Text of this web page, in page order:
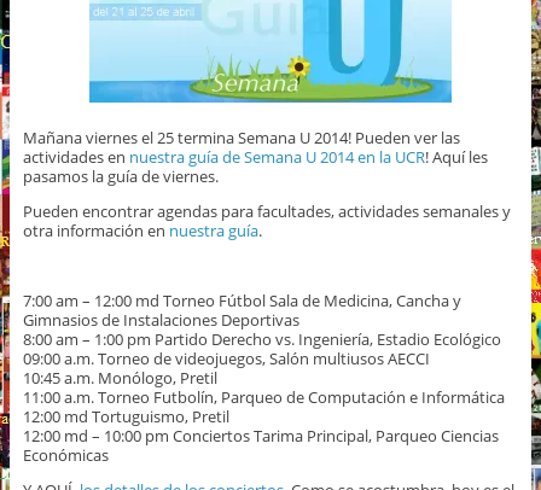
Mañana viernes el 25 termina Semana U 2014! Pueden ver las
actividades en nuestra guía de Semana U 2014 en la UCR! Aquí les
pasamos la guía de viernes.
Pueden encontrar agendas para facultades, actividades semanales y
otra información en nuestra guía.
7:00 am – 12:00 md Torneo Fútbol Sala de Medicina, Cancha y
Gimnasios de Instalaciones Deportivas
8:00 am – 1:00 pm Partido Derecho vs. Ingeniería, Estadio Ecológico
09:00 a.m. Torneo de videojuegos, Salón multiusos AECCI
10:45 a.m. Monólogo, Pretil
11:00 a.m. Torneo Futbolín, Parqueo de Computación e Informática
12:00 md Tortuguismo, Pretil
12:00 md – 10:00 pm Conciertos Tarima Principal, Parqueo Ciencias
Económicas